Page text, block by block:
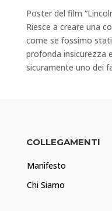
Poster del film
Riesce a creare una
come se fossimo
profonda insicurezza
sicuramente uno dei
COLLEGAMENTI
Manifesto
Chi Siamo